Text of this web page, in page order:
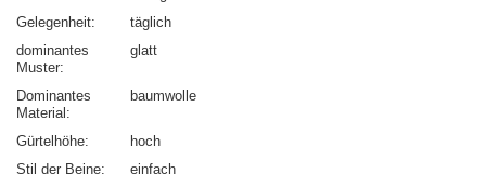
Gelegenheit
täglich
dominantes
Muster
glatt
Dominantes
Material
baumwolle
Gürtelhöhe
hoch
Stil der Beine
einfach